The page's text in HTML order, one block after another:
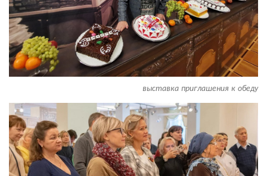
выставка приглашения к обеду